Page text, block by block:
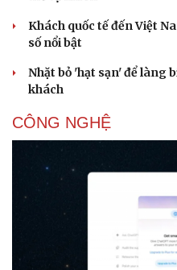
Khách quốc tế đến Việt
số nổi bật
Nhặt bỏ 'hạt sạn' để làng
khách
CÔNG NGHỆ